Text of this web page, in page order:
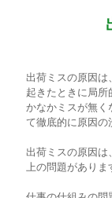
出荷ミスの原因
起きたときに局
かなかミスが無く
て徹底的に原因の
出荷ミスの原因
上の問題がありま